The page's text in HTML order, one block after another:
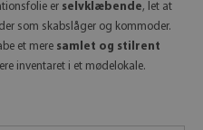
er selvklæbende, let at
som skabslåger og kommoder.
et mere samlet og stilrent
inventaret i et mødelokale.